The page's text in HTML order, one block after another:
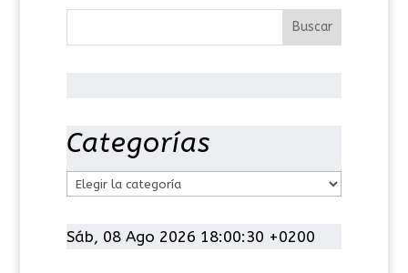
Categorías
t
Sáb, 08 Ago 2026 18:00:30 +0200